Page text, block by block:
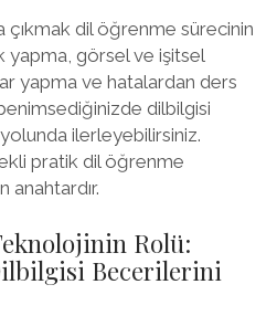
çıkmak dil öğrenme sürecinin
yapma, görsel ve işitsel
yapma ve hatalardan ders
dilbilgisi
ilerleyebilirsiniz.
pratik dil öğrenme
anahtardır.
Rolü:
Becerilerini